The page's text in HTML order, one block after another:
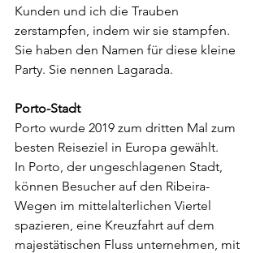
Kunden und ich die Trauben
zerstampfen, indem wir sie stampfen.
Sie haben den Namen für diese kleine
Party. Sie nennen Lagarada.
Porto-Stadt
Porto wurde 2019 zum dritten Mal zum
besten Reiseziel in Europa gewählt.
In Porto, der ungeschlagenen Stadt,
können Besucher auf den Ribeira-
Wegen im mittelalterlichen Viertel
spazieren, eine Kreuzfahrt auf dem
majestätischen Fluss unternehmen, mit